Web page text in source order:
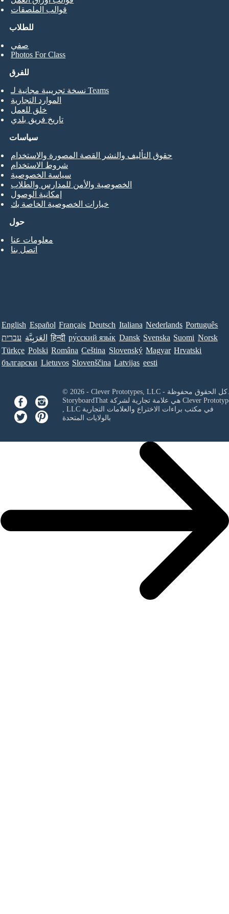
للطلاب
صفي
Photos For Class
قوالب الملصقات
للفرق
نسخة تجريبية مجانية لـ Teams
الموارد التجارية
خلق للعمل
تاريخ فريق بلدي
حول
معلومات عنا
اتصل بنا
سياسات
حقوق التأليف والنشر القصة المصورة والاستخدام
شروط الاستخدام
سياسة الخصوصية
الخصوصية والأمن للمدارس والطلاب
إمكانية الوصول
خيارات الخصوصية الخاصة بك
English Español Français Deutsch Italiana Nederlands Português
עברית العَرَبِيَّة हिन्दी ру́сский язы́к Dansk Svenska Suomi Norsk
Türkçe Polski Româna Ceština Slovenský Magyar Hrvatski
български Lietuvos Slovenščina Latvijas eesti
© 2026 - Clever Prototypes, LLC - كل الحقوق محفوظة.
StoryboardThat هي علامة تجارية لشركة Clever
, LLCفي مكتب براءات الاختراع والعلامات التجارية
بالولايات المتحدة